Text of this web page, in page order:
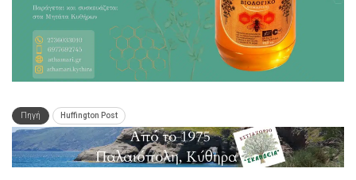
Πηγή Huffington Post